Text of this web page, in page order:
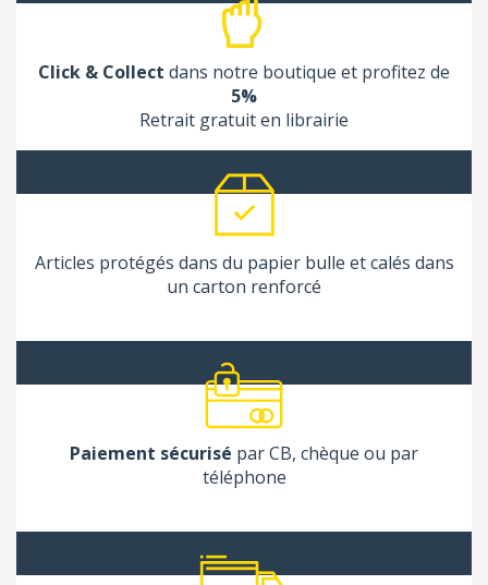
Click & Collect dans notre boutique et profitez de
5%
Retrait gratuit en librairie
Articles protégés dans du papier bulle et calés dans
un carton renforcé
Paiement sécurisé par CB, chèque ou par
téléphone